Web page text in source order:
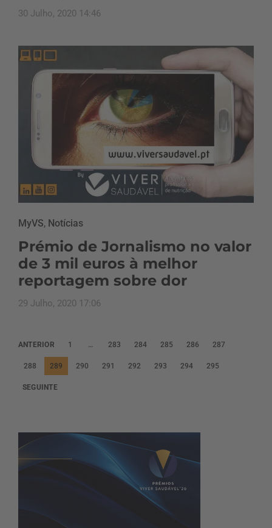
30 Julho, 2020 14:46
MyVS, Notícias
Prémio de Jornalismo no valor
de 3 mil euros à melhor
reportagem sobre dor
29 Julho, 2020 17:06
P
a
g
a
ç
ANTERIOR 1 … 283 284 285 286 287
288 289 290 291 292 293 294 295
SEGUINTE